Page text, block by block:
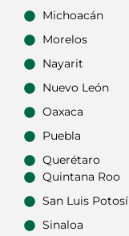
Michoacán
Morelos
Nayarit
Nuevo León
Oaxaca
Puebla
Querétaro
Quintana Roo
San Luis Potosí
Sinaloa